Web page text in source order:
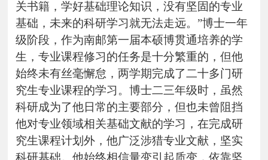
关书籍，学好基础理论知识，没有坚固的专业
基础，未来的科研学习就无法走远。”博士一年
级阶段，作为南邮第一届本硕博贯通培养的学
生，专业课程修习的任务是十分繁重的，但他
始终未有丝毫懈怠，两学期完成了二十多门研
究生专业课程的学习。博士二三年级时，虽然
科研成为了他日常的主要部分，但也未曾阻挡
他对专业领域相关基础文献的学习，在完成研
究生课程计划外，他广泛涉猎专业文献，坚实
科研基础。他始终相信量变引起质变，依靠坚